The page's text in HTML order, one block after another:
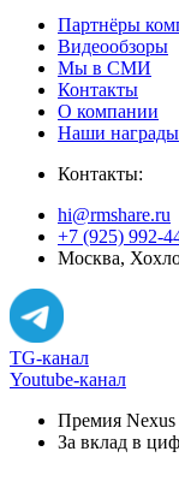
Партнёры
Видеообзоры
Мы в СМИ
Контакты
О компании
Наши награды
Контакты:
hi@rmshare.ru
+7 (925) 992-
Москва,
TG-канал
Youtube-канал
Премия Nexus
За вклад в